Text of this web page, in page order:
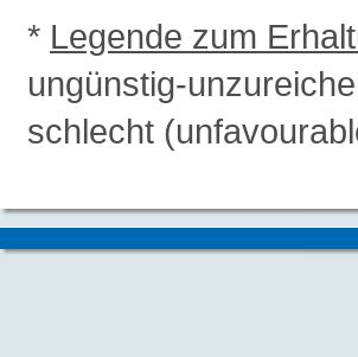
* Legende zum
ungünstig-
schlecht